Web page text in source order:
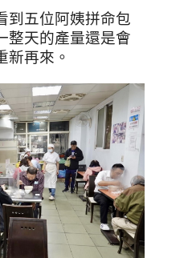
到五位阿姨拼命包
整天的產量還是會
新再來。